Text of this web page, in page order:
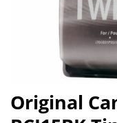
Original